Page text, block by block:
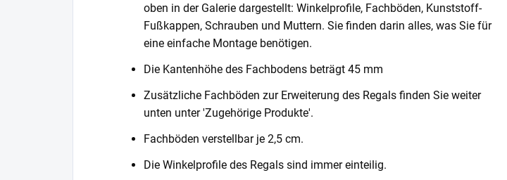
oben in der Galerie dargestellt: Winkelprofile, Fachböden, Kunststoff-
Fußkappen, Schrauben und Muttern. Sie finden darin alles, was Sie für
eine einfache Montage benötigen.
Die Kantenhöhe des Fachbodens beträgt 45 mm
Zusätzliche Fachböden zur Erweiterung des Regals finden Sie weiter
unten unter 'Zugehörige Produkte'.
Fachböden verstellbar je 2,5 cm.
Die Winkelprofile des Regals sind immer einteilig.